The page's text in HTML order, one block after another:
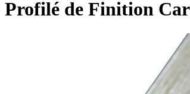
Profilé de Finition